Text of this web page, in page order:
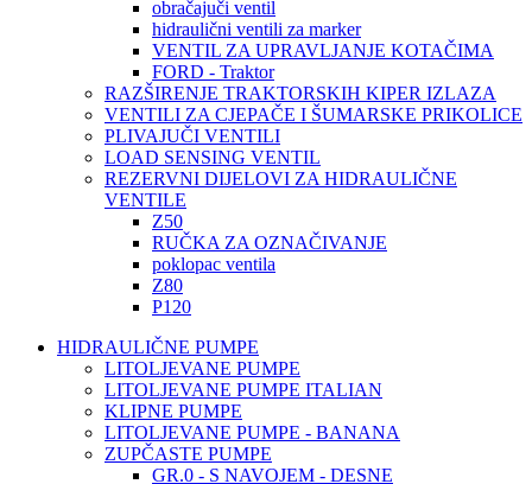
obračajuči ventil
hidraulični ventili za marker
VENTIL ZA UPRAVLJANJE KOTAČIMA
FORD - Traktor
RAZŠIRENJE TRAKTORSKIH KIPER IZLAZA
VENTILI ZA CJEPAČE I ŠUMARSKE PRIKOLICE
PLIVAJUČI VENTILI
LOAD SENSING VENTIL
REZERVNI DIJELOVI ZA HIDRAULIČNE
VENTILE
Z50
RUČKA ZA OZNAČIVANJE
poklopac ventila
Z80
P120
HIDRAULIČNE PUMPE
LITOLJEVANE PUMPE
LITOLJEVANE PUMPE ITALIAN
KLIPNE PUMPE
LITOLJEVANE PUMPE - BANANA
ZUPČASTE PUMPE
GR.0 - S NAVOJEM - DESNE